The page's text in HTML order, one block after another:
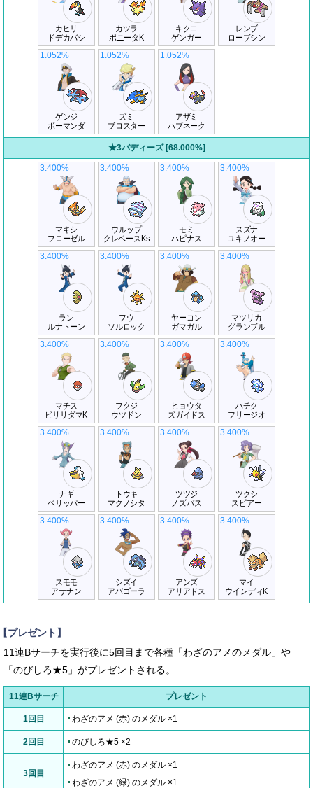
カヒリ
ドデカバシ
カツラ
ポニータK
キクコ
ゲンガー
レンブ
ローブシン
ゲンジ
ボーマンダ
1.052%
ズミ
ブロスター
1.052%
アザミ
ハブネーク
1.052%
★3バディーズ [68.000%]
マキシ
フローゼル
3.400%
ウルップ
クレベースKs
3.400%
モミ
ハピナス
3.400%
スズナ
ユキノオー
3.400%
ラン
ルナトーン
3.400%
フウ
ソルロック
3.400%
ヤーコン
ガマガル
3.400%
マツリカ
グランブル
3.400%
マチス
ビリリダマK
3.400%
フクジ
ウツドン
3.400%
ヒョウタ
ズガイドス
3.400%
ハチク
フリージオ
3.400%
ナギ
ペリッパー
3.400%
トウキ
マクノシタ
3.400%
ツツジ
ノズパス
3.400%
ツクシ
スピアー
3.400%
スモモ
アサナン
3.400%
シズイ
アバゴーラ
3.400%
アンズ
アリアドス
3.400%
マイ
ウインディK
3.400%
プレゼント】
11連Bサーチを実行後に5回目まで各種「わざのアメのメダル」や
「のびしろ★5」がプレゼントされる。
11連Bサーチ プレゼント
1回目 わざのアメ (赤) のメダル ×1
2回目 のびしろ★5 ×2
3回目
わざのアメ (赤) のメダル ×1
わざのアメ (緑) のメダル ×1